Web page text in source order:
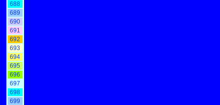
688
689
690
691
692
693
694
695
696
697
698
699